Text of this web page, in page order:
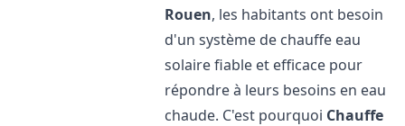
Rouen, les habitants ont besoin
d'un système de chauffe eau
solaire fiable et efficace pour
répondre à leurs besoins en eau
chaude. C'est pourquoi Chauffe